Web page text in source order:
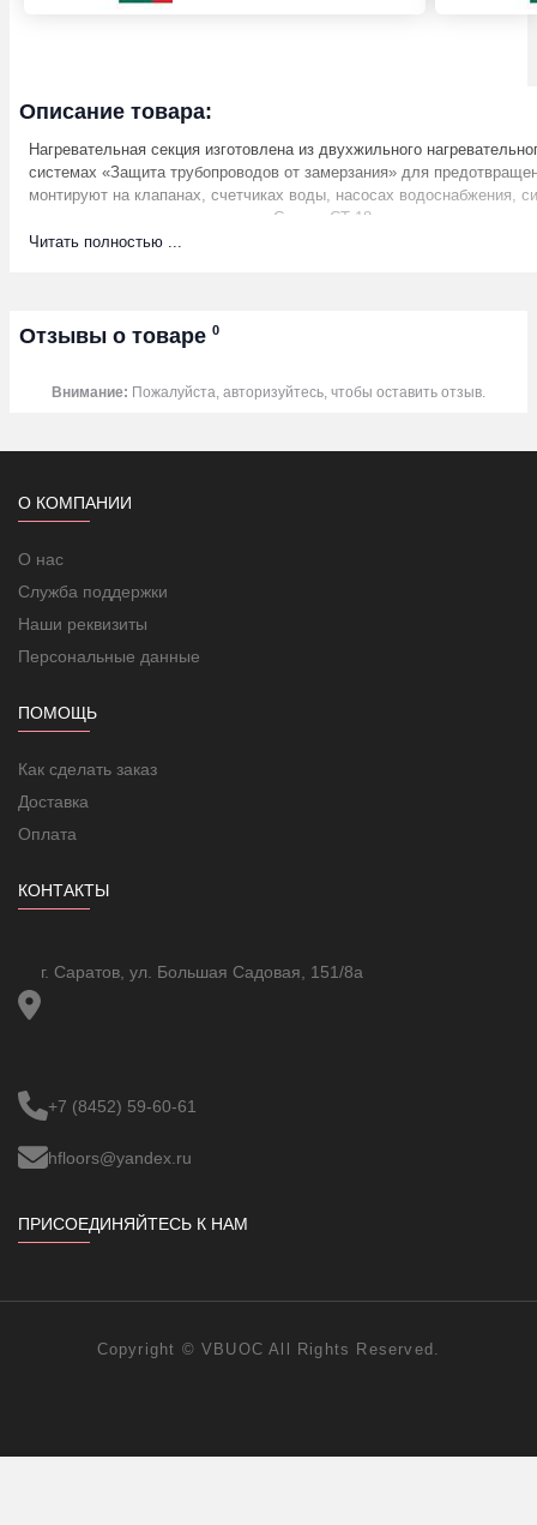
Описание товара:
Нагревательная секция изготовлена из двухжильного
системах «Защита трубопроводов от замерзания» для
монтируют на клапанах, счетчиках воды, насосах водоснабжения,
косяках при угрозах замерзания. Секции СТ-18 рекомендуется
Как обогреть пластиковые трубы
Втроенный термостат будет включать систему при температуре
Напряжение питания
Наружные размеры нагревательного кабеля
Температура включения/выключения(соответственно):
Изоляция нагревательного кабеля
Оболочка
Читать полностью ...
Отзывы о товаре 0
Внимание: Пожалуйста, авторизуйтесь, чтобы оставить отзыв.
О КОМПАНИИ
О нас
Служба поддержки
Наши реквизиты
Персональные данные
ПОМОЩЬ
Как сделать заказ
Доставка
Оплата
КОНТАКТЫ
г. Саратов, ул. Большая Садовая, 151/8а
+7 (8452) 59-60-61
hfloors@yandex.ru
ПРИСОЕДИНЯЙТЕСЬ К НАМ
Copyright ©VBUOC All Rights Reserved.